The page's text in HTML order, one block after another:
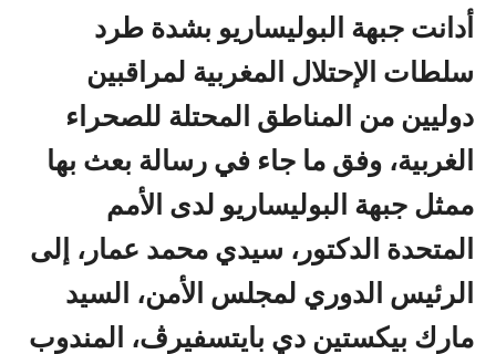
أدانت جبهة البوليساريو بشدة طرد
سلطات الإحتلال المغربية لمراقبين
دوليين من المناطق المحتلة للصحراء
الغربية، وفق ما جاء في رسالة بعث بها
ممثل جبهة البوليساريو لدى الأمم
المتحدة الدكتور، سيدي محمد عمار، إلى
الرئيس الدوري لمجلس الأمن، السيد
مارك بيكستين دي بايتسفيرڤ، المندوب